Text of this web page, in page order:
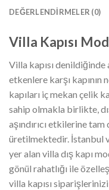
DEĞERLENDIRMELER (0)
Villa Kapısı
Villa kapısı
etkenlere karşı kapının
kapıları iç mekan çelik
sahip olmakla birlikte,
aşındırıcı etkilerine
üretilmektedir. İstanbul
yer alan villa dış kapı
gönül rahatlığı ile
villa kapısı